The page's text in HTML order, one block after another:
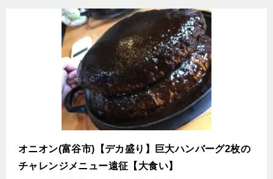
オニオン(富谷市)【デカ盛り】巨大ハンバーグ2枚の
チャレンジメニュー遠征【大食い】